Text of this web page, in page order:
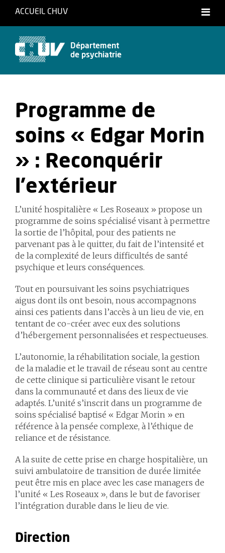
ACCUEIL CHUV
Département
de psychiatrie
Programme de
soins « Edgar Morin
» : Reconquérir
l’extérieur
L’unité hospitalière « Les Roseaux » propose un
programme de soins spécialisé visant à permettre
la sortie de l’hôpital, pour des patients ne
parvenant pas à le quitter, du fait de l’intensité et
de la complexité de leurs difficultés de santé
psychique et leurs conséquences.
Tout en poursuivant les soins psychiatriques
aigus dont ils ont besoin, nous accompagnons
ainsi ces patients dans l’accès à un lieu de vie, en
tentant de co-créer avec eux des solutions
d’hébergement personnalisées et respectueuses.
L’autonomie, la réhabilitation sociale, la gestion
de la maladie et le travail de réseau sont au centre
de cette clinique si particulière visant le retour
dans la communauté et dans des lieux de vie
adaptés. L’unité s’inscrit dans un programme de
soins spécialisé baptisé « Edgar Morin » en
référence à la pensée complexe, à l’éthique de
reliance et de résistance.
A la suite de cette prise en charge hospitalière, un
suivi ambulatoire de transition de durée limitée
peut être mis en place avec les case managers de
l’unité « Les Roseaux », dans le but de favoriser
l’intégration durable dans le lieu de vie.
Direction